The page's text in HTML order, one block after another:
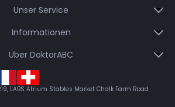
Unser Service
Informationen
Über DoktorABC
LABS Atrium Stables Market Chalk Farm Road